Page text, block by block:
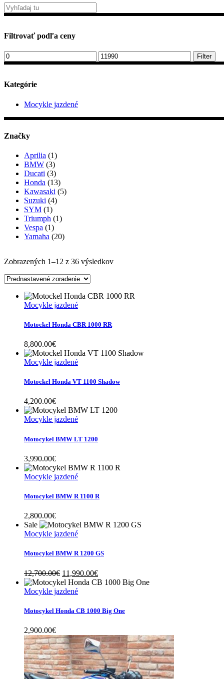
Zobrazených 1–12 z 36 výsledkov
Mocykle jazdené
Motockel Honda CBR 1000 RR
8,800.00€
Mocykle jazdené
Motockel Honda VT 1100 Shadow
4,200.00€
Mocykle jazdené
Motocykel BMW LT 1200
3,990.00€
Mocykle jazdené
Motocykel BMW R 1100 R
2,800.00€
Sale
Mocykle jazdené
Motocykel BMW R 1200 GS
12,700.00€ Original
price
was:
11,990.00€Current
price
Mocykle jazdené
Motocykel Honda CB 1000 Big One
2,900.00€
Filtrovať podľa ceny
Minimálna
cena
Maximálna
cena
Filter
Kategórie
Mocykle jazdené
Značky
Aprilia (1)
BMW (3)
Ducati (3)
Honda (13)
Kawasaki (5)
Suzuki (4)
SYM (1)
Triumph (1)
Vespa (1)
Yamaha (20)